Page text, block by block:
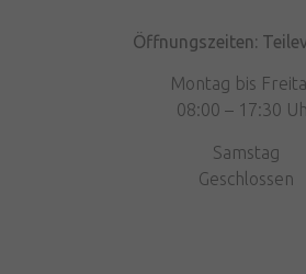
Öffnungszeiten:
Montag bis
08:00 – 17:30
Samstag
Geschlossen